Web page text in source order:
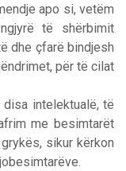
apo si, vetëm
të shërbimit
dhe çfarë bindjesh
për të cilat
intelektualë, të
me besimtarët
sikur kërkon